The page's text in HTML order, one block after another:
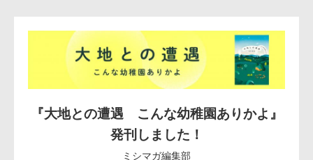
『大地との遭遇 こんな幼稚園ありかよ』
発刊しました！
ミシマガ編集部